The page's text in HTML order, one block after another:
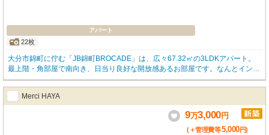
アパート
22枚
大分市錦町に佇む「JB錦町BROCADE」は、広々67.32㎡の3LDKアパート。
最上階・角部屋で南向き、日当り良好な開放感あるお部屋です。なんとインタ
ーネットと駐車場が無料で利用可能！家計に優しいのは嬉しいポイントです。
さらに、大切なペット（小型犬・猫2匹まで）との新生活もご相談いただけま
す。（※ペット飼育時は礼金1ヶ月分が必要となります）オートロックやモニ
タ付インターホンでセキュリティも配慮されており、安心してお住まいいただ
けます。ルーフバルコニーでゆったりと過ごしたり、IHクッキングヒーター付
きカウンターキッチンで料理を楽しんだり。浴室乾燥機や温水洗浄トイレ、シ
Merci HAYA
9万3,000円
(＋管理費等5,000円)